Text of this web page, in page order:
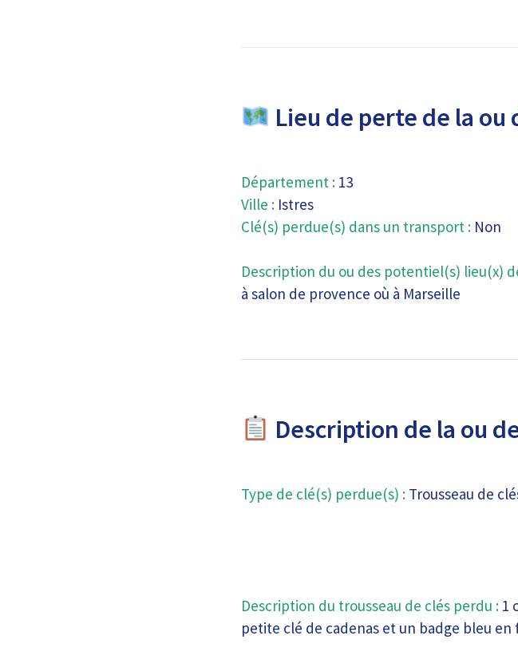
Lieu de perte de la ou
Département : 13
Ville : Istres
Clé(s) perdue(s) dans un transport : Non
Description du ou des potentiel(s) lieu(x)
à salon de provence où à Marseille
Description de la ou
Type de clé(s) perdue(s) : Trousseau de
Description du trousseau de clés perdu : 1
petite clé de cadenas et un badge bleu